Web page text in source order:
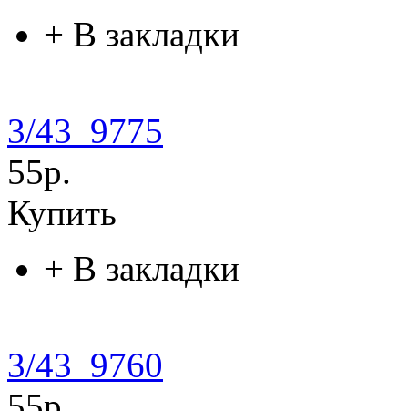
+ В закладки
3/43_9775
55р.
Купить
+ В закладки
3/43_9760